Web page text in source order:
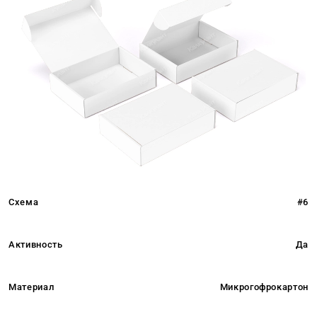
Схема #6
Активность Да
Материал Микрогофрокартон